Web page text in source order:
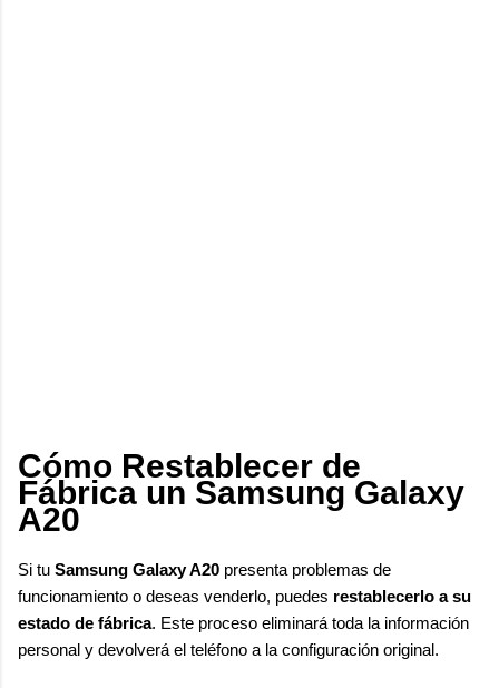
Cómo Restablecer de
Fábrica un Samsung Galaxy
A20
Si tu Samsung Galaxy A20 presenta problemas de
funcionamiento o deseas venderlo, puedes restablecerlo a su
estado de fábrica. Este proceso eliminará toda la información
personal y devolverá el teléfono a la configuración original.